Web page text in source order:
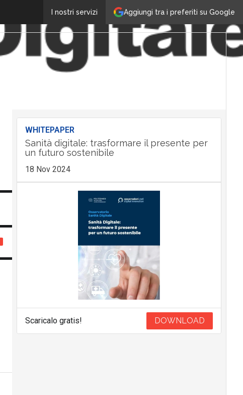
Aggiungi tra i preferiti su Google
I nostri servizi
WHITEPAPER
Sanità digitale: trasformare il presente per
un futuro sostenibile
18 Nov 2024
Scaricalo gratis! DOWNLOAD